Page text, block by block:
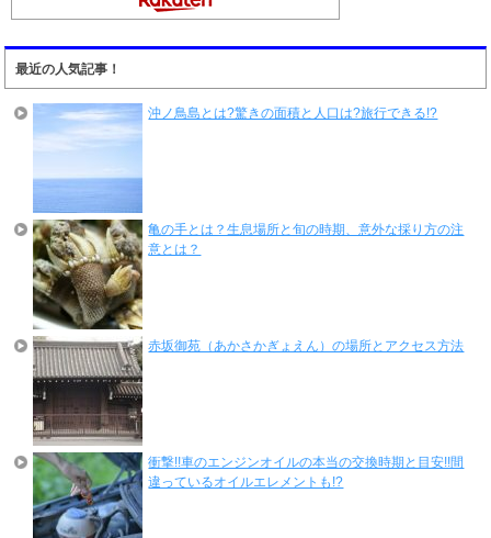
最近の人気記事！
沖ノ鳥島とは?驚きの面積と人口は?旅行できる!?
亀の手とは？生息場所と旬の時期、意外な採り方の注
意とは？
赤坂御苑（あかさかぎょえん）の場所とアクセス方法
衝撃!!車のエンジンオイルの本当の交換時期と目安!!間
違っているオイルエレメントも!?